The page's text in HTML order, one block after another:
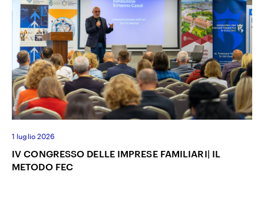
1 luglio 2026
IV CONGRESSO DELLE IMPRESE FAMILIARI| IL
METODO FEC